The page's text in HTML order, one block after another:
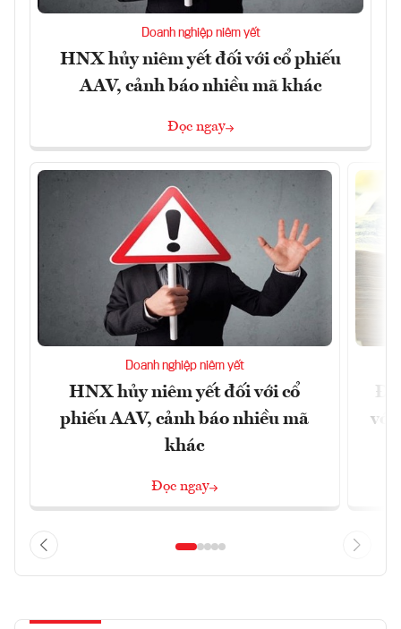
Doanh nghiệp niêm yết
HNX hủy niêm yết đối với cổ phiếu
AAV, cảnh báo nhiều mã khác
Đọc ngay
Doanh nghiệp niêm yết
HNX hủy niêm yết đối với cổ
phiếu AAV, cảnh báo nhiều mã
khác
Đọc ngay
Đề
với